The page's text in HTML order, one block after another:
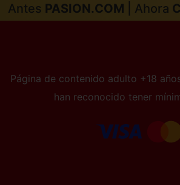
Antes PASION.COM | Ahora
Página de contenido adulto +18
han reconocido tener